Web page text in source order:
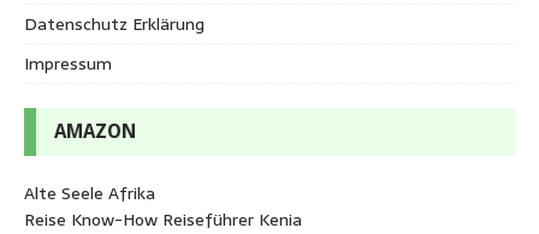
Datenschutz Erklärung
Impressum
AMAZON
Alte Seele Afrika
Reise Know-How Reiseführer Kenia